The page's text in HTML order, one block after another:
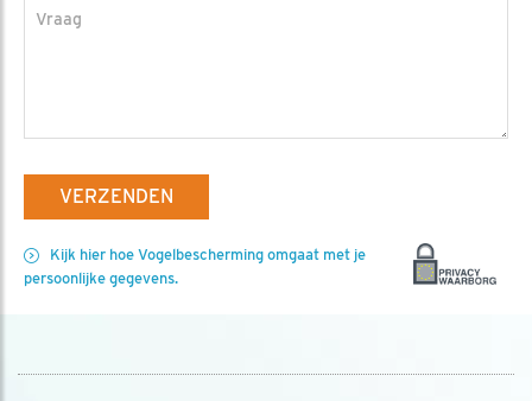
Vraag
VERZENDEN
Kijk hier hoe Vogelbescherming omgaat met je
persoonlijke gegevens.